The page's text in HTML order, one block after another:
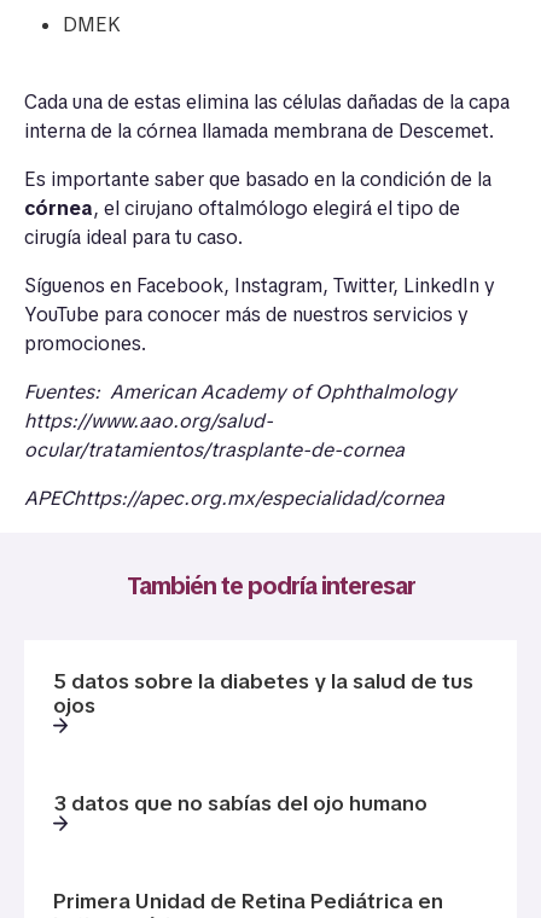
DMEK
Cada una de estas elimina las células dañadas de la capa
interna de la córnea llamada membrana de Descemet.
Es importante saber que basado en la condición de la
córnea, el cirujano oftalmólogo elegirá el tipo de
cirugía ideal para tu caso.
Síguenos en Facebook, Instagram, Twitter, LinkedIny
YouTube para conocer más de nuestros servicios y
promociones.
Fuentes: American Academy of Ophthalmology
https://www.aao.org/salud-
ocular/tratamientos/trasplante-de-cornea
APEChttps://apec.org.mx/especialidad/cornea
También te podría interesar
5 datos sobre la diabetes y la salud de tus
ojos
3 datos que no sabías del ojo humano
Primera Unidad de Retina Pediátrica en